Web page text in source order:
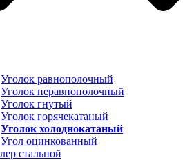
Уголок равнополочный
Уголок неравнополочный
Уголок гнутый
Уголок горячекатаный
Уголок холоднокатаный
Угол оцинкованный
стальной